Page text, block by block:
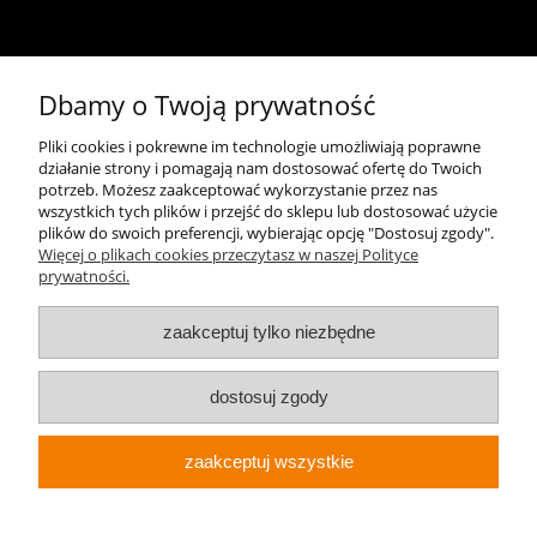
+48 696 50 70 20
sklep@notopstryk.pl
Sklep internetowy Shoper.pl
Dbamy o Twoją prywatność
Pliki cookies i pokrewne im technologie umożliwiają poprawne
działanie strony i pomagają nam dostosować ofertę do Twoich
potrzeb. Możesz zaakceptować wykorzystanie przez nas
wszystkich tych plików i przejść do sklepu lub dostosować użycie
plików do swoich preferencji, wybierając opcję "Dostosuj zgody".
Więcej o plikach cookies przeczytasz w naszej Polityce
prywatności.
zaakceptuj tylko niezbędne
dostosuj zgody
zaakceptuj wszystkie